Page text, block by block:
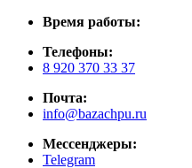
Время работы:
Телефоны:
8 920 370 33 37
Почта:
info@bazachpu.ru
Мессенджеры:
Telegram